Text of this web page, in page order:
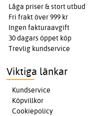
Låga priser & stort utbud
Fri frakt över 999 kr
Ingen fakturaavgift
30 dagars öppet köp
Trevlig kundservice
Viktiga länkar
Kundservice
Köpvillkor
Cookiepolicy